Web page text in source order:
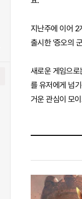
지난주에 이어 2
출시한 '증오의
새로운 게임으
를 유저에게 넘
거운 관심이 모